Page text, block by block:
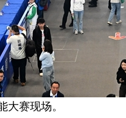
大赛现场。